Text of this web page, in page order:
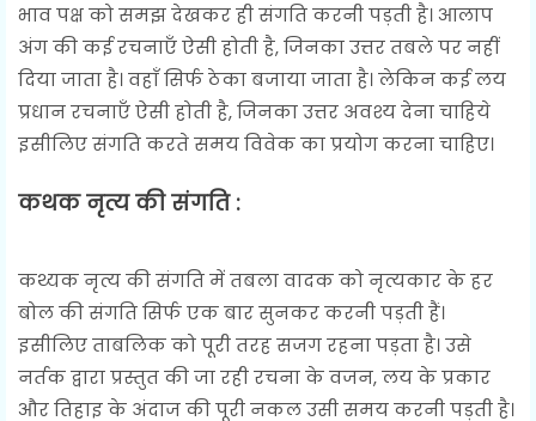
भाव पक्ष को समझ देखकर ही संगति करनी पड़ती है। आलाप
अंग की कई रचनाएँ ऐसी होती है, जिनका उत्तर तबले पर नहीं
दिया जाता है। वहाँ सिर्फ ठेका बजाया जाता है। लेकिन कई लय
प्रधान रचनाएँ ऐसी होती है, जिनका उत्तर अवश्य देना चाहिये
इसीलिए संगति करते समय विवेक का प्रयोग करना चाहिए।
कथक नृत्य की संगति :
कथ्यक नृत्य की संगति में तबला वादक को नृत्यकार के हर
बोल की संगति सिर्फ एक बार सुनकर करनी पड़ती हैं।
इसीलिए ताबलिक को पूरी तरह सजग रहना पड़ता है। उसे
नर्तक द्वारा प्रस्तुत की जा रही रचना के वजन, लय के प्रकार
और तिहाइ के अंदाज की पूरी नकल उसी समय करनी पड़ती है।